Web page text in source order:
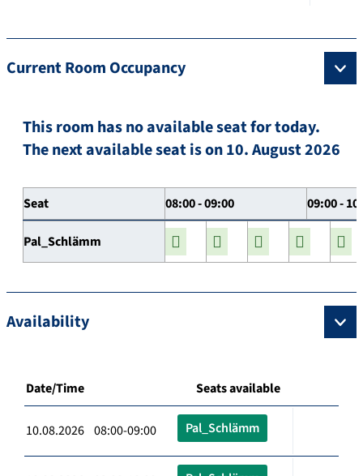
Current Room Occupancy
This room has no available seat for today.
The next available seat is on 10. August 2026
Seat 08:00 - 09:00 09:00 -
Pal_Schlämm
Availability
Date/Time Seats available
10.08.2026 08:00-09:00 Pal_Schlämm